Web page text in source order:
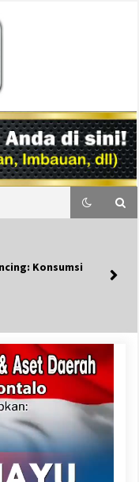
Konsumsi